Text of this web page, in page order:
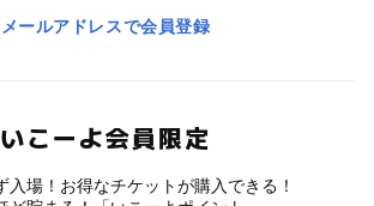
メールアドレスで会員登録
いこーよ会員限定